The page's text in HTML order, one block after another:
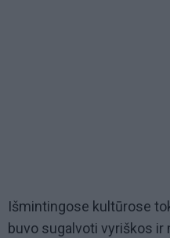
Išmintingose kultūrose
buvo sugalvoti vyriškos